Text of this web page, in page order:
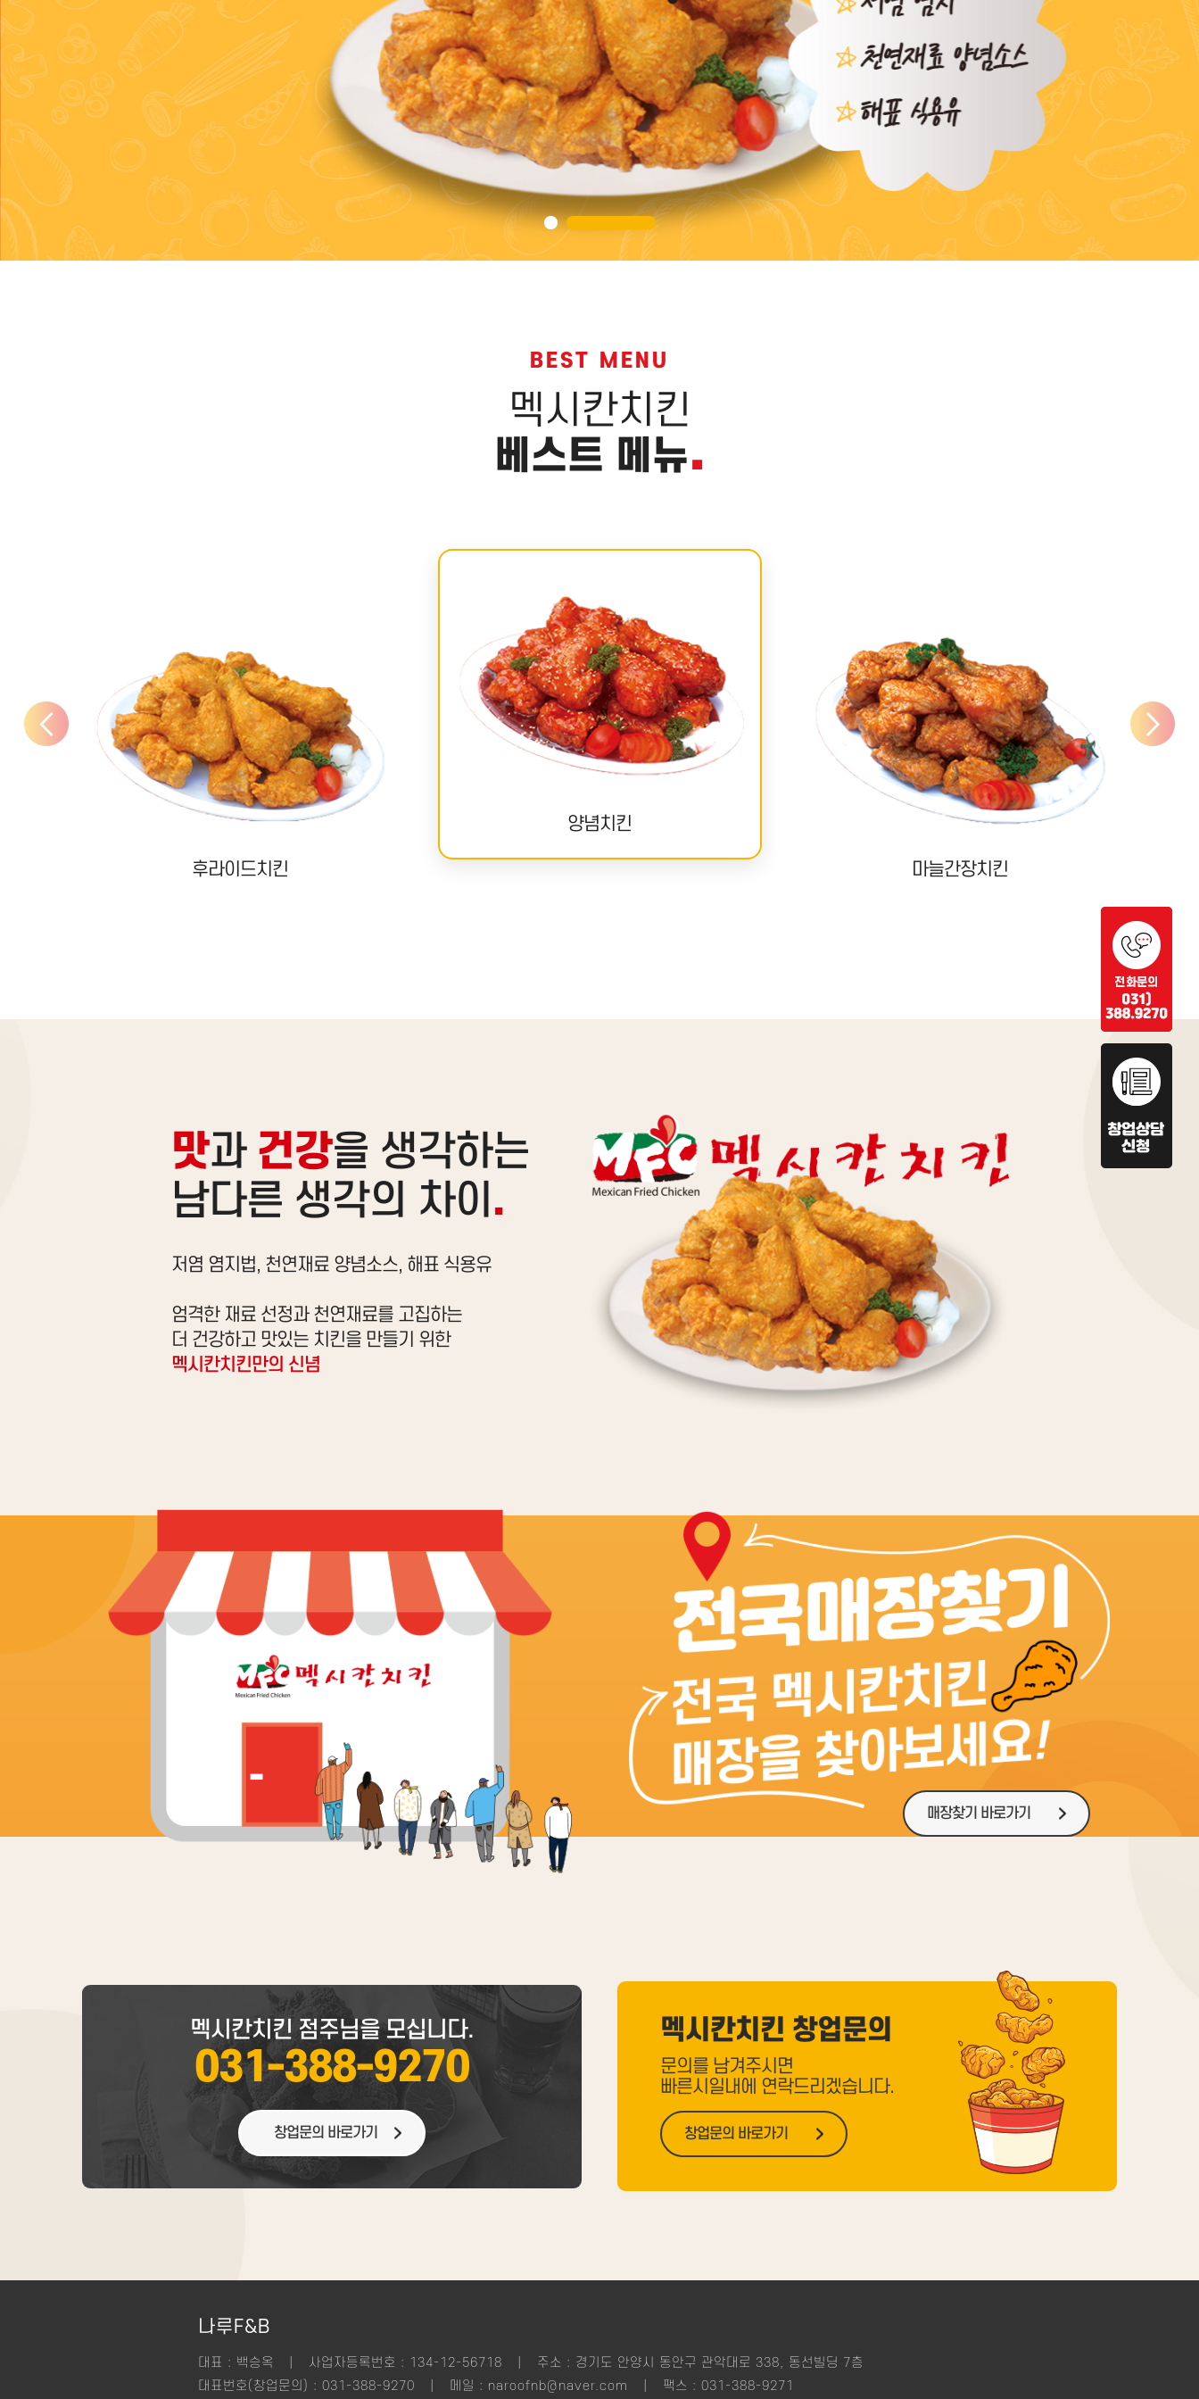
BEST MENU
멕시칸치킨
베스트 메뉴.
양념치킨
마늘간장치킨
치즈스노우치킨
맛과 건강을 생각하는
남다른 생각의 차이 .
저염 염지법, 천연재료 양념소스, 해표 식용유
엄격한 재료 선정과 천연재료를 고집하는
더 건강하고 맛있는 치킨을 만들기 위한
멕시칸치킨만의 신념
매장찾기 바로가기
멕시칸치킨 점주님을 모십니다.
031-388-9270
창업문의 바로가기
멕시칸치킨 창업문의
문의를 남겨주시면
빠른시일내에 연락드리겠습니다.
창업문의 바로가기
나루F&B
대표 : 백승옥 사업자등록번호 : 134-12-56718
주소 : 경기도 안양시 동안구 관악대로 338, 동선빌딩 7층
대표번호(창업문의) : 031-388-9270
메일 : naroofnb@naver.com 팩스 : 031-388-9271